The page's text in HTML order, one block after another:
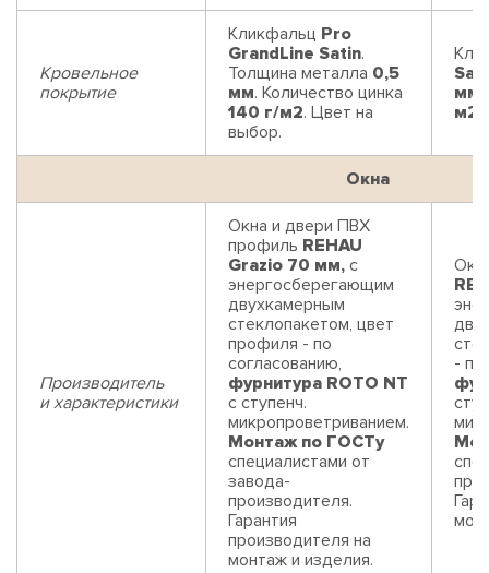
Кровельное
покрытие
Кликфальц Pro
GrandLine Satin.
Толщина металла 0,5
мм. Количество цинка
140 г/м2. Цвет на
выбор.
мм
м2
Окна
Производитель
и характеристики
Окна и двери ПВХ
профиль REHAU
Grazio 70 мм, с
энергосберегающим
двухкамерным
стеклопакетом, цвет
профиля - по
согласованию,
фурнитура ROTO NT
с ступенч.
микропроветриванием.
Монтаж по ГОСТу
специалистами от
завода-
производителя.
Гарантия
производителя на
монтаж и изделия.
- по